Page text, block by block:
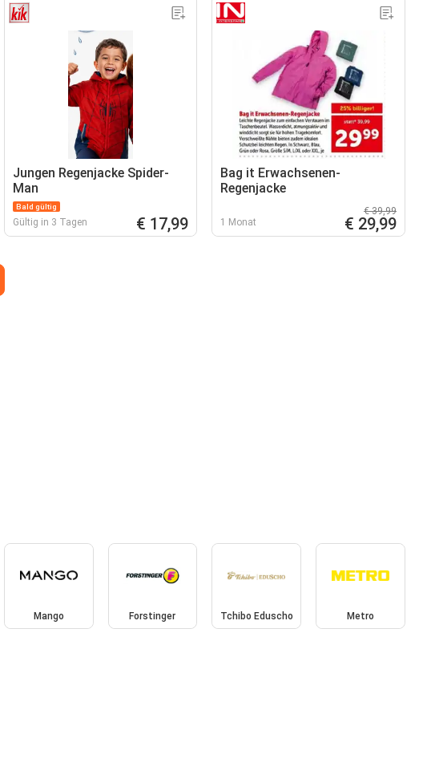
Jungen Regenjacke Spider-
Man
Bald gültig
Gültig in 3 Tagen € 17,99
Bag it Erwachsenen-
Regenjacke
1 Monat
€ 39,99
€ 29,99
Mango Forstinger Tchibo Eduscho Metro